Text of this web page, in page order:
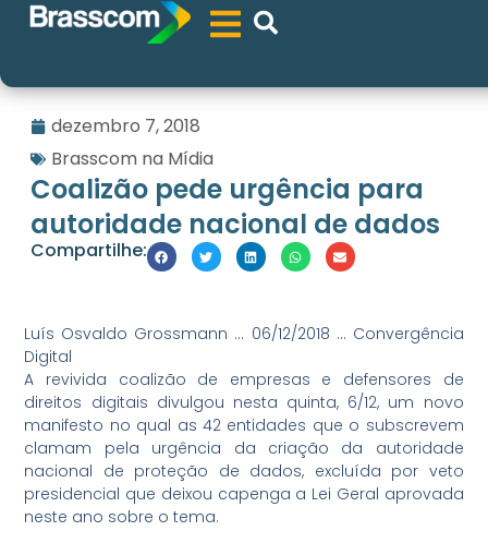
dezembro 7, 2018
Brasscom na Mídia
Coalizão pede urgência para
autoridade nacional de dados
Compartilhe:
Luís Osvaldo Grossmann … 06/12/2018 … Convergência
Digital
A revivida coalizão de empresas e defensores de
direitos digitais divulgou nesta quinta, 6/12, um novo
manifesto no qual as 42 entidades que o subscrevem
clamam pela urgência da criação da autoridade
nacional de proteção de dados, excluída por veto
presidencial que deixou capenga a Lei Geral aprovada
neste ano sobre o tema.